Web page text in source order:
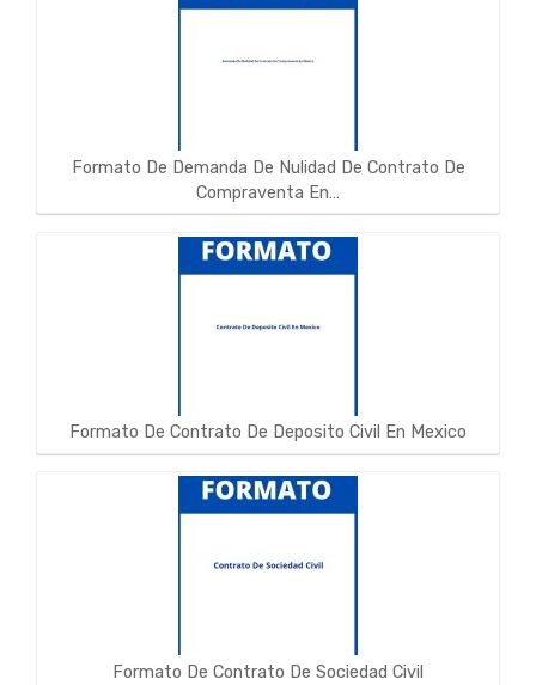
Formato De Demanda De Nulidad De Contrato De
Compraventa En…
Formato De Contrato De Deposito Civil En Mexico
Formato De Contrato De Sociedad Civil